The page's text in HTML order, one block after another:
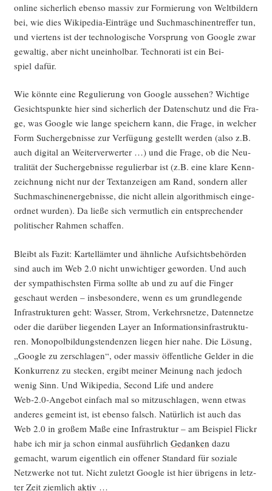
online sicher­lich eben­so mas­siv zur For­mie­rung von Welt­bil­dern
bei, wie dies Wiki­pe­dia-Ein­trä­ge und Such­ma­schi­nen­tref­fer tun,
und vier­tens ist der tech­no­lo­gi­sche Vor­sprung von Goog­le zwar
gewal­tig, aber nicht unein­hol­bar. Tech­no­ra­ti ist ein Bei­
spiel dafür.
Wie könn­te eine Regu­lie­rung von Goog­le aus­se­hen? Wich­ti­ge
Gesichts­punk­te hier sind sicher­lich der Daten­schutz und die Fra­
ge, was Goog­le wie lan­ge spei­chern kann, die Fra­ge, in wel­cher
Form Such­ergeb­nis­se zur Ver­fü­gung gestellt wer­den (also z.B.
auch digi­tal an Wei­ter­ver­wer­ter …) und die Fra­ge, ob die Neu­
tra­li­tät der Such­ergeb­nis­se regu­lier­bar ist (z.B. eine kla­re Kenn­
zeich­nung nicht nur der Text­an­zei­gen am Rand, son­dern aller
Such­ma­schi­nen­er­geb­nis­se, die nicht allein algo­rith­misch ein­ge­
ord­net wur­den). Da lie­ße sich ver­mut­lich ein ent­spre­chen­der
poli­ti­scher Rah­men schaffen.
Bleibt als Fazit: Kar­tell­äm­ter und ähn­li­che Auf­sichts­be­hör­den
sind auch im Web 2.0 nicht unwich­ti­ger gewor­den. Und auch
der sym­pa­thischs­ten Fir­ma soll­te ab und zu auf die Fin­ger
geschaut wer­den – ins­be­son­de­re, wenn es um grund­le­gen­de
Infra­struk­tu­ren geht: Was­ser, Strom, Ver­kehrs­net­ze, Daten­net­ze
oder die dar­über lie­gen­den Lay­er an Infor­ma­ti­ons­in­fra­struk­tu­
ren. Mono­pol­bil­dungs­ten­den­zen lie­gen hier nahe. Die Lösung,
„Goog­le zu zer­schla­gen“, oder mas­siv öffent­li­che Gel­der in die
Kon­kur­renz zu ste­cken, ergibt mei­ner Mei­nung nach jedoch
wenig Sinn. Und Wiki­pe­dia, Second Life und ande­re
Web‑2.0‑Angebot ein­fach mal so mit­zu­schla­gen, wenn etwas
ande­res gemeint ist, ist eben­so falsch. Natür­lich ist auch das
Web 2.0 in gro­ßem Maße eine Infra­struk­tur – am Bei­spiel Flickr
habe ich mir ja schon ein­mal aus­führ­lich Gedan­ken dazu
gemacht, war­um eigent­lich ein offe­ner Stan­dard für sozia­le
Netz­wer­ke not tut. Nicht zuletzt Goog­le ist hier übri­gens in letz­
ter Zeit ziem­lich aktiv …